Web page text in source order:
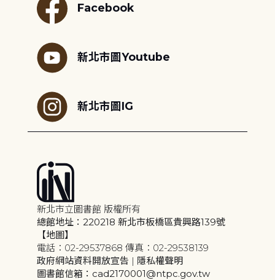
Facebook
新北市圖Youtube
新北市圖IG
新北市立圖書館 版權所有
總館地址：220218 新北市板橋區貴興路139號
【地圖】
電話：02-29537868 傳真：02-29538139
政府網站資料開放宣告 | 隱私權聲明
圖書館信箱：cad2170001@ntpc.gov.tw